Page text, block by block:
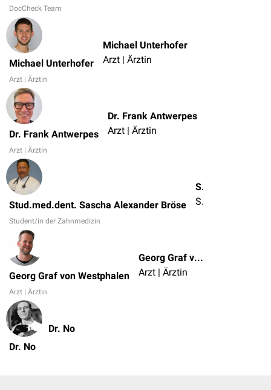
DocCheck Team
Michael Unterhofer
Arzt | Ärztin
Michael Unterhofer
Arzt | Ärztin
Dr. Frank Antwerpes
Arzt | Ärztin
Dr. Frank Antwerpes
Arzt | Ärztin
Stud.med.dent. Sascha Alexander Bröse
Student/in der Zahnmedizin
Stud.med.dent. Sascha Alexander Bröse
Student/in der Zahnmedizin
Georg Graf von Westphalen
Arzt | Ärztin
Georg Graf von Westphalen
Arzt | Ärztin
Dr. No
Dr. No